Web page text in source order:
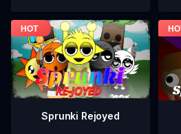
Sprunki Rejoyed